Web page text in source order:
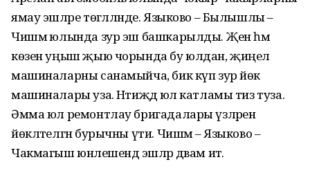
ямау эшләре төгәлләнде. Языково – Былышлы –
Чишмә юлында зур эш башкарылды. Җәен һәм
көзен уңыш җыю чорында бу юлдан, җиңел
машиналарны санамыйча, бик күп зур йөк
машиналары уза. Нәтиҗәдә юл катламы тиз туза.
Әмма юл ремонтлау бригадалары үзләренә
йөкләтелгән бурычны үти. Чишмә – Языково –
Чакмагыш юнәлешендә эшләр дәвам итә.